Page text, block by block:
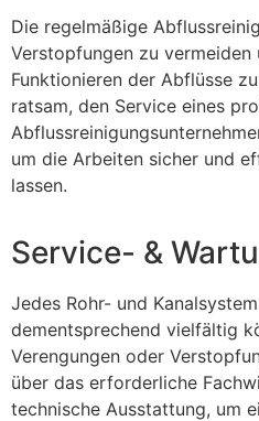
Die regelmäßige
Verstopfungen zu vermeiden
Funktionieren der Abflüsse
ratsam, den Service eines
um die Arbeiten sicher und
lassen.
Service- &
Jedes Rohr- und
dementsprechend vielfältig
Verengungen oder
über das erforderliche
technische Ausstattung, um